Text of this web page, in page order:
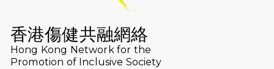
Lockton Fearless Dragon Trail
Run 2025
2025-08-07 諾德 x 猛龍慈善共融音樂夜2025
香港傷健共融網絡
Hong Kong Network for the
Promotion of Inclusive Society